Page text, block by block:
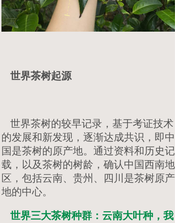
世界茶树起源
世界茶树的较早记录，基于考证技术
的发展和新发现，逐渐达成共识，即中
国是茶树的原产地。通过资料和历史记
载，以及茶树的树龄，确认中国西南地
区，包括云南、贵州、四川是茶树原产
地的中心。
世界三大茶树种群：云南大叶种，我